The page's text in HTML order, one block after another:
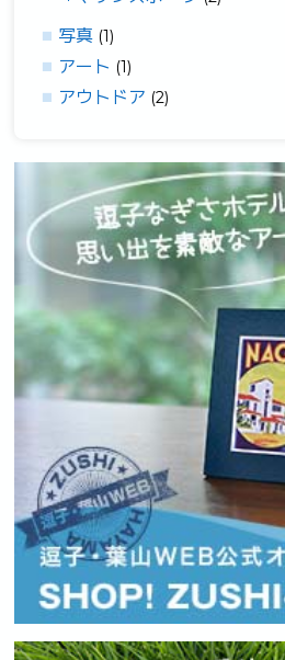
写真 (1)
アート (1)
アウトドア (2)